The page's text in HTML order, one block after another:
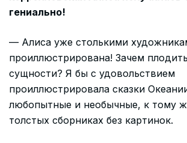
гениально!
— Алиса уже столькими
проиллюстрирована! Зачем
сущности? Я бы с удовольствием
проиллюстрировала сказки
любопытные и необычные, к тому
толстых сборниках без картинок.